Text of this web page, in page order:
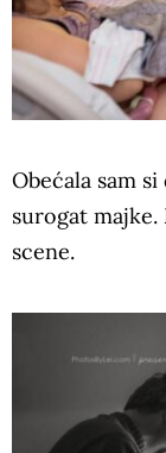
Obećala sam
surogat
scene.